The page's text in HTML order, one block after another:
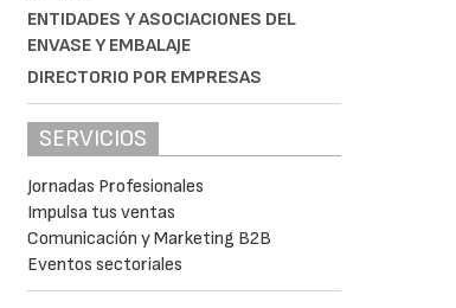
ENTIDADES Y ASOCIACIONES DEL
ENVASE Y EMBALAJE
DIRECTORIO POR EMPRESAS
SERVICIOS
Jornadas Profesionales
Impulsa tus ventas
Comunicación y Marketing B2B
Eventos sectoriales